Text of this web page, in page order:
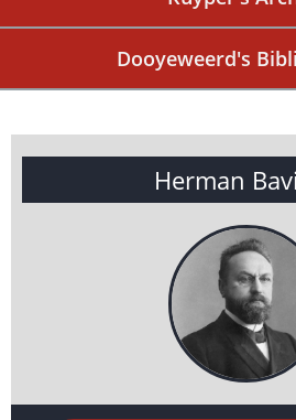
Dooyeweerd's
Herman